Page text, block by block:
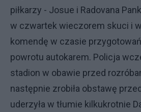
piłkarzy - Josue i Radovana
w czwartek wieczorem skuci i
komendę w czasie
powrotu autokarem. Policja
stadion w obawie przed
następnie zrobiła obstawę
uderzyła w tłumie kilkukrotnie